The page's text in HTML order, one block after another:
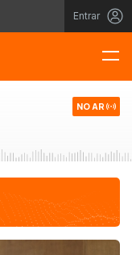
Entrar
NO AR